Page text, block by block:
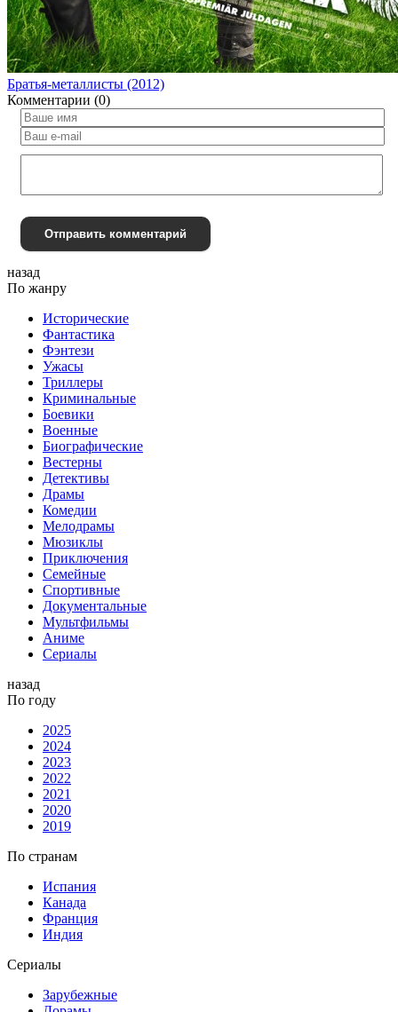
Братья-металлисты (2012)
Комментарии (0)
Отправить комментарий
назад
По жанру
Исторические
Фантастика
Фэнтези
Ужасы
Триллеры
Криминальные
Боевики
Военные
Биографические
Вестерны
Детективы
Драмы
Комедии
Мелодрамы
Мюзиклы
Приключения
Семейные
Спортивные
Документальные
Мультфильмы
Аниме
Сериалы
назад
По году
2025
2024
2023
2022
2021
2020
2019
По странам
Испания
Канада
Франция
Индия
Сериалы
Зарубежные